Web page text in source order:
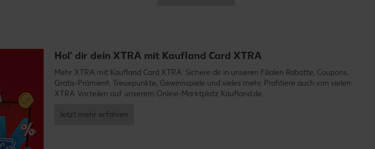
Hol' dir dein XTRA mit Kaufland Card XTRA
Mehr XTRA mit Kaufland Card XTRA: Sichere dir in unseren Filialen Rabatte, Coupons,
Gratis-Prämienᵖ, Treuepunkte, Gewinnspiele und vieles mehr. Profitiere auch von vielen
XTRA Vorteilen auf unserem Online-Marktplatz Kaufland.de
Jetzt mehr erfahren